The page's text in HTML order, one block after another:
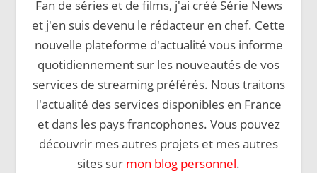
Fan de séries et de films, j'ai créé Série News
et j'en suis devenu le rédacteur en chef. Cette
nouvelle plateforme d'actualité vous informe
quotidiennement sur les nouveautés de vos
services de streaming préférés. Nous traitons
l'actualité des services disponibles en France
et dans les pays francophones. Vous pouvez
découvrir mes autres projets et mes autres
sites sur mon blog personnel.